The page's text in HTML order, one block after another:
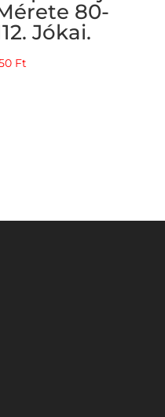
80-
Jókai.
Ft